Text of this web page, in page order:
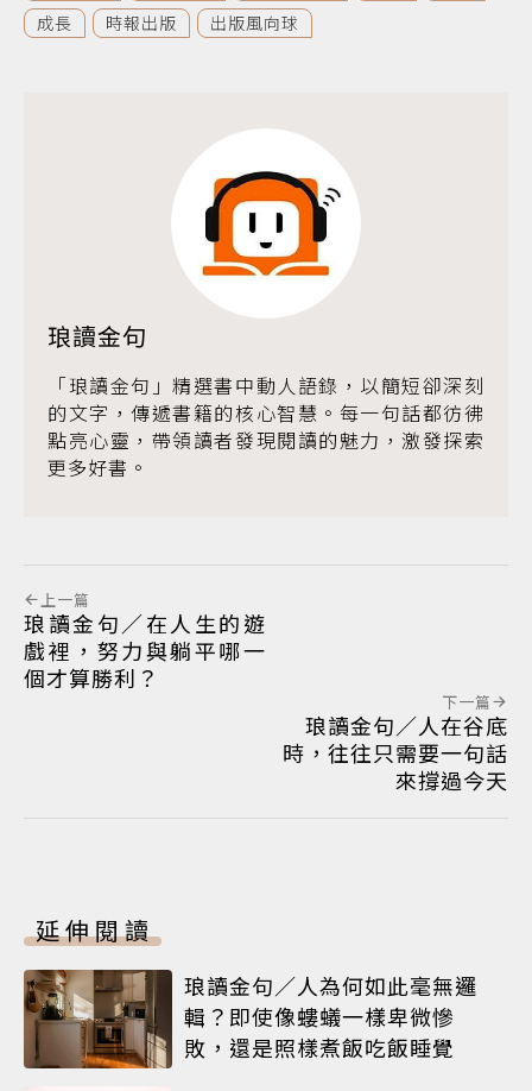
成長
時報出版 出版風向球
琅讀金句
「琅讀金句」精選書中動人語錄，以簡短卻深刻
的文字，傳遞書籍的核心智慧。每一句話都彷彿
點亮心靈，帶領讀者發現閱讀的魅力，激發探索
更多好書。
上一篇
琅讀金句／在人生的遊
戲裡，努力與躺平哪一
個才算勝利？
下一篇
琅讀金句／人在谷底
時，往往只需要一句話
來撐過今天
延伸閱讀
琅讀金句／人為何如此毫無邏
輯？即使像螻蟻一樣卑微慘
敗，還是照樣煮飯吃飯睡覺